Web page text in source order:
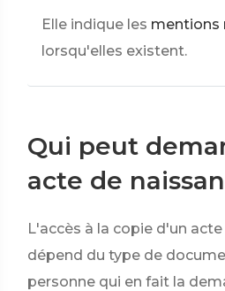
Elle indique les mentions
lorsqu'elles existent.
Qui peut
acte de
L'accès à la copie d'un
dépend du type de
personne qui en fait la